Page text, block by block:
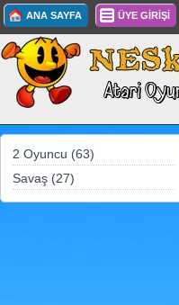
ANA SAYFA ÜYE GİRİŞİ
2 Oyuncu (63)
Savaş (27)